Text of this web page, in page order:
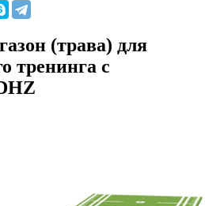
(трава) для
тренинга с